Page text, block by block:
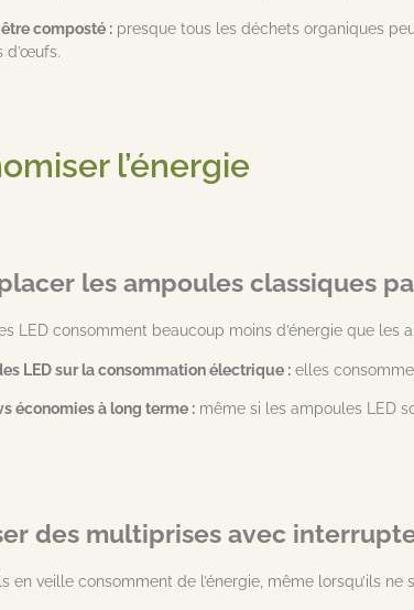
composté : presque tous les déchets organiques
d’œufs.
l’énergie
les ampoules classiques
LED consomment beaucoup moins d’énergie que
LED sur la consommation électrique : elles
économies à long terme : même si les ampoules LED
des multiprises avec
en veille consomment de l’énergie, même lorsqu’ils ne